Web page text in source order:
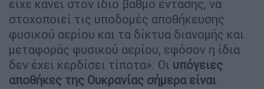
είχε κάνει στον ίδιο βαθμό έντασης, να
στοχοποιεί τις υποδομές αποθήκευσης
φυσικού αερίου και τα δίκτυα διανομής και
μεταφοράς φυσικού αερίου, εφόσον η ίδια
δεν έχει κερδίσει τίποτα». Οι υπόγειες
αποθήκες της Ουκρανίας σήμερα είναι